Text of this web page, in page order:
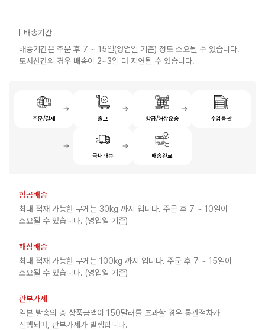
배송기간
배송기간은 주문 후 7 ~ 15일(영업일 기준) 정도 소요될 수 있습니다.
도서산간의 경우 배송이 2~3일 더 지연될 수 있습니다.
주문/결제 출고 항공/해상운송 수입통관
국내배송 배송완료
항공배송
최대 적재 가능한 무게는 30kg 까지 입니다. 주문 후 7 ~ 10일이
소요될 수 있습니다. (영업일 기준)
해상배송
최대 적재 가능한 무게는 100kg 까지 입니다. 주문 후 7 ~ 15일이
소요될 수 있습니다. (영업일 기준)
관부가세
일본 발송의 총 상품금액이 150달러를 초과할 경우 통관절차가
진행되며, 관부가세가 발생합니다.